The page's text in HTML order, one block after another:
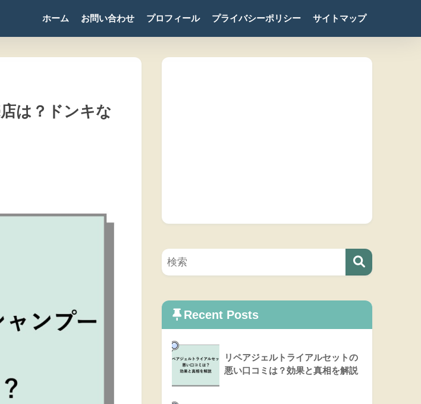
ホーム お問い合わせ プロフィール プライバシーポリシー サイトマップ
は？ドンキな
Recent Posts
リペアジェルトライアルセットの
悪い口コミは？効果と真相を解説